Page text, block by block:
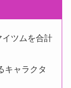
ツムを合計
キャラクタ